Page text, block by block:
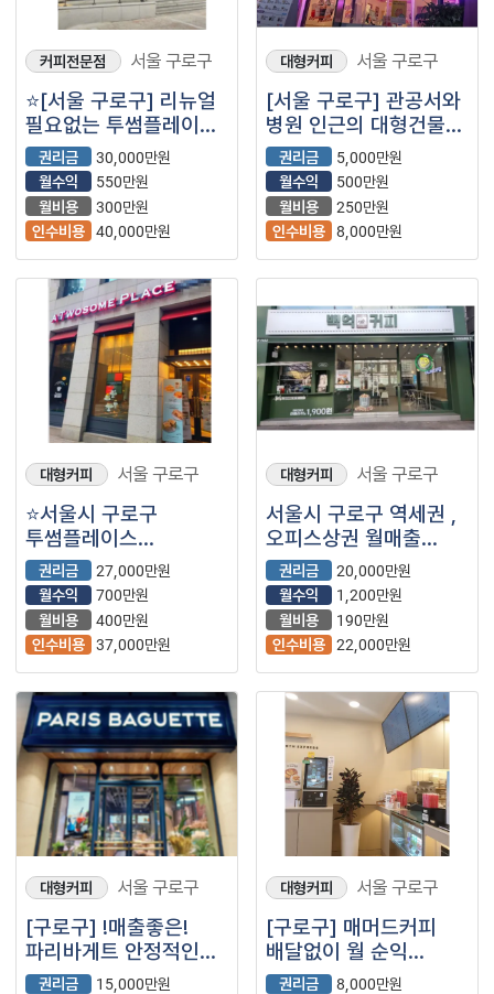
커피전문점 서울 구로구
⭐️[서울 구로구] 리뉴얼
필요없는 투썸플레이스
/ 월매출4천+@/
배달낮음⭐️
권리금
30,000만원
월수익
550만원
월비용
300만원
인수비용 40,000만원
대형커피 서울 구로구
[서울 구로구] 관공서와
병원 인근의 대형건물
독점 더벤티매장을
소개합니다.
권리금
5,000만원
월수익
500만원
월비용
250만원
인수비용 8,000만원
대형커피 서울 구로구
⭐서울시 구로구
투썸플레이스
복합상권에서 고매출
나오는 매장으로 인수
후 바로 운영이
가능합니다.
권리금
27,000만원
월수익
700만원
월비용
400만원
인수비용 37,000만원
대형커피 서울 구로구
서울시 구로구 역세권 ,
오피스상권 월매출
5천5백 꾸준하게
나오는 매장입니다
권리금
20,000만원
월수익
1,200만원
월비용
190만원
인수비용 22,000만원
대형커피 서울 구로구
[구로구] !매출좋은!
파리바게트 안정적인
브랜드 인수
권리금
15,000만원
대형커피 서울 구로구
[구로구] 매머드커피
배달없이 월 순익
500만원 이상 매장
권리금
8,000만원